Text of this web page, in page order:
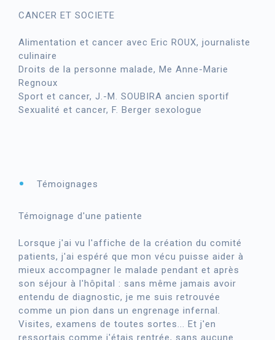
CANCER ET SOCIETE
Alimentation et cancer avec Eric ROUX, journaliste
culinaire
Droits de la personne malade, Me Anne-Marie
Regnoux
Sport et cancer, J.-M. SOUBIRA ancien sportif
Sexualité et cancer, F. Berger sexologue
Témoignages
Témoignage d'une patiente
Lorsque j'ai vu l'affiche de la création du comité
patients, j'ai espéré que mon vécu puisse aider à
mieux accompagner le malade pendant et après
son séjour à l'hôpital : sans même jamais avoir
entendu de diagnostic, je me suis retrouvée
comme un pion dans un engrenage infernal.
Visites, examens de toutes sortes... Et j'en
ressortais comme j'étais rentrée, sans aucune